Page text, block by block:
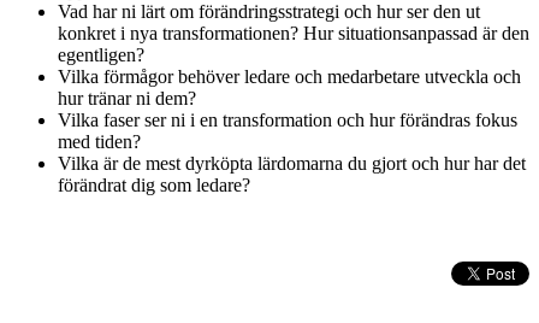
Vad har ni lärt om förändringsstrategi och hur ser den ut
konkret i nya transformationen? Hur situationsanpassad är den
egentligen?
Vilka förmågor behöver ledare och medarbetare utveckla och
hur tränar ni dem?
Vilka faser ser ni i en transformation och hur förändras fokus
med tiden?
Vilka är de mest dyrköpta lärdomarna du gjort och hur har det
förändrat dig som ledare?